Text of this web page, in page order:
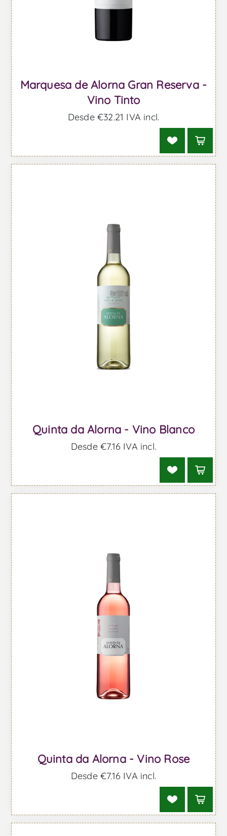
Marquesa de Alorna Gran Reserva -
Vino Tinto
Desde €32,21 IVA incl.
Quinta da Alorna - Vino Blanco
Desde €7,16 IVA incl.
Quinta da Alorna - Vino Rose
Desde €7,16 IVA incl.